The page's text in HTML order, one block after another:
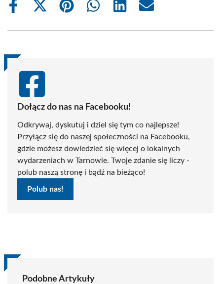
Share
Share
(Twitter)
Share
Share
Share
Share
Dołącz do nas na Facebooku!
Odkrywaj, dyskutuj i dziel się tym co najlepsze!
Przyłącz się do naszej społeczności na Facebooku,
gdzie możesz dowiedzieć się więcej o lokalnych
wydarzeniach w Tarnowie. Twoje zdanie się liczy -
polub naszą stronę i bądź na bieżąco!
Polub nas!
Podobne Artykuły